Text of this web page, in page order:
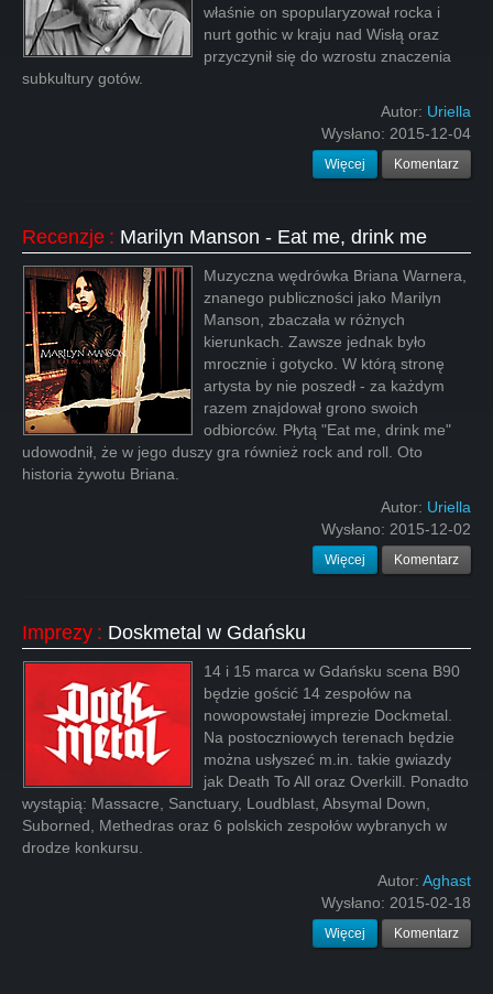
właśnie on spopularyzował rocka i
nurt gothic w kraju nad Wisłą oraz
przyczynił się do wzrostu znaczenia
subkultury gotów.
Autor: Uriella
Wysłano: 2015-12-04
Więcej Komentarz
Recenzje : Marilyn Manson - Eat me, drink me
Muzyczna wędrówka Briana Warnera,
znanego publiczności jako Marilyn
Manson, zbaczała w różnych
kierunkach. Zawsze jednak było
mrocznie i gotycko. W którą stronę
artysta by nie poszedł - za każdym
razem znajdował grono swoich
odbiorców. Płytą "Eat me, drink me"
udowodnił, że w jego duszy gra również rock and roll. Oto
historia żywotu Briana.
Autor: Uriella
Wysłano: 2015-12-02
Więcej Komentarz
Imprezy : Doskmetal w Gdańsku
14 i 15 marca w Gdańsku scena B90
będzie gościć 14 zespołów na
nowopowstałej imprezie Dockmetal.
Na postoczniowych terenach będzie
można usłyszeć m.in. takie gwiazdy
jak Death To All oraz Overkill. Ponadto
wystąpią: Massacre, Sanctuary, Loudblast, Absymal Down,
Suborned, Methedras oraz 6 polskich zespołów wybranych w
drodze konkursu.
Autor: Aghast
Wysłano: 2015-02-18
Więcej Komentarz